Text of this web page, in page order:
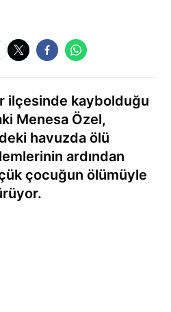
ilçesinde kaybolduğu
Menesa Özel,
havuzda ölü
ardından
çocuğun ölümüyle